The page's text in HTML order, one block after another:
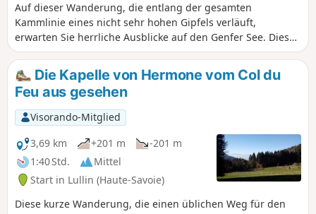
Auf dieser Wanderung, die entlang der gesamten
Kammlinie eines nicht sehr hohen Gipfels verläuft,
erwarten Sie herrliche Ausblicke auf den Genfer See. Diese
Rundwanderung bietet eine originellere und
abwechslungsreichere Alternative zum üblichen Aufstieg
vom Col du Feu. Einige Passagen erfordern Vorsicht.
Die Kapelle von Hermone vom Col du
Feu aus gesehen
Visorando-Mitglied
3,69 km
+201 m
-201 m
1:40 Std.
Mittel
Start in Lullin (Haute-Savoie)
Diese kurze Wanderung, die einen üblichen Weg für den